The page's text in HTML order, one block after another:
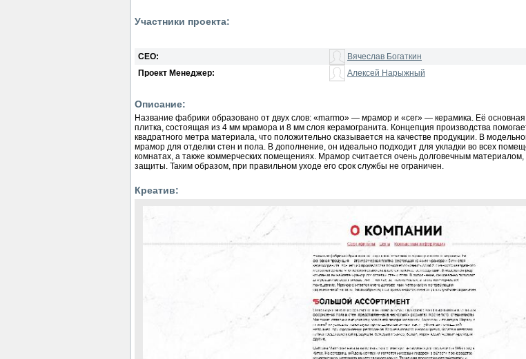
Участники проекта:
СЕО:
Вячеслав Богаткин
Проект Менеджер:
Алексей Нарыжный
Описание:
Название фабрики образовано от двух слов: «marmo» — мрамор и «cer» — керамика. Её
плитка, состоящая из 4 мм мрамора и 8 мм слоя керамогранита. Концепция производства
квадратного метра материала, что положительно сказывается на качестве продукции. В
мрамор для отделки стен и пола. В дополнение, он идеально подходит для укладки во всех
комнатах, а также коммерческих помещениях. Мрамор считается очень долговечным
защиты. Таким образом, при правильном уходе его срок службы не ограничен.
Креатив: